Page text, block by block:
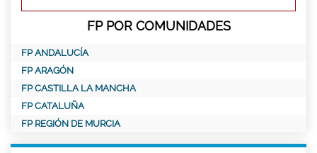
FP POR COMUNIDADES
FP ANDALUCÍA
FP ARAGÓN
FP CASTILLA LA MANCHA
FP CATALUÑA
FP REGIÓN DE MURCIA